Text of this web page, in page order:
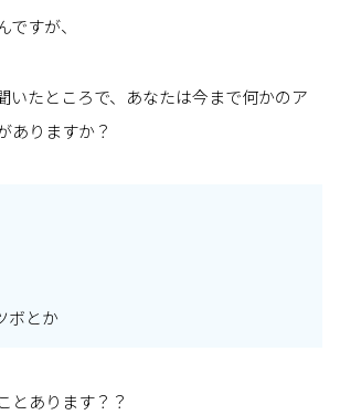
すが、
いたところで、あなたは今まで何かのア
ありますか？
ボとか
とあります？？